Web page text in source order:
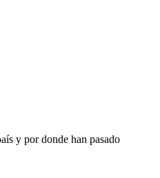
y por donde han pasado